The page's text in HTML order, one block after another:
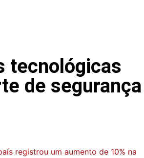
tecnológicas
de segurança
registrou um aumento de 10% na